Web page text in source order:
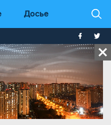
Досье